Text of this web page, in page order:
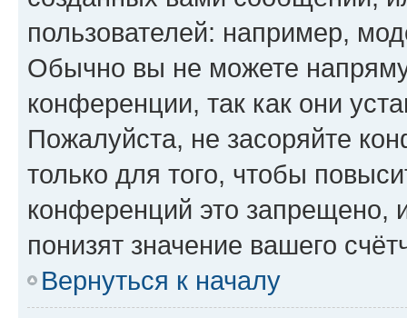
пользователей: например,
Обычно вы не можете
конференции, так как они
Пожалуйста, не засоряйте
только для того, чтобы
конференций это запрещено,
понизят значение вашего
Вернуться к началу